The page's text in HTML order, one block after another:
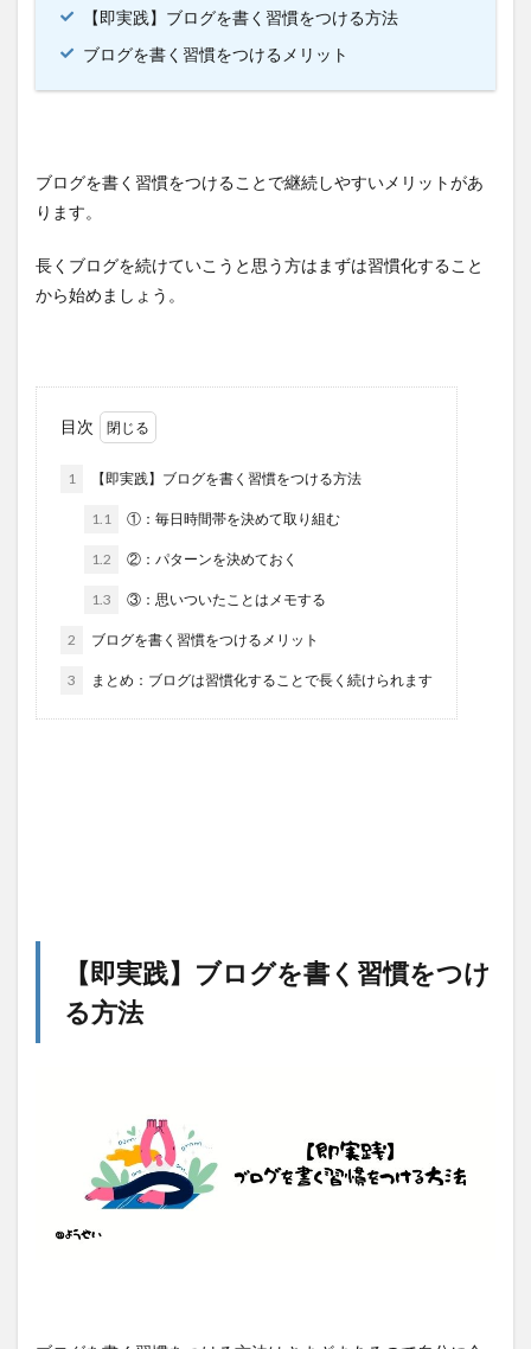
【即実践】ブログを書く習慣をつける方法
ブログを書く習慣をつけるメリット
ブログを書く習慣をつけることで継続しやすいメリットがあ
ります。
長くブログを続けていこうと思う方はまずは習慣化すること
から始めましょう。
目次
1 【即実践】ブログを書く習慣をつける方法
1.1 ①：毎日時間帯を決めて取り組む
1.2 ②：パターンを決めておく
1.3 ③：思いついたことはメモする
2 ブログを書く習慣をつけるメリット
3 まとめ：ブログは習慣化することで長く続けられます
【即実践】ブログを書く習慣をつけ
る方法